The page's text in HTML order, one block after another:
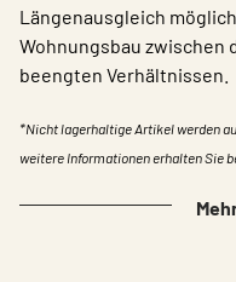
Einloggen
Sprache wählen
Switzerland - German
Längenausgleich
Wohnungsbau zwischen
beengten Verhältnissen.
*Nicht lagerhaltige Artikel werden
weitere Informationen erhalten Sie